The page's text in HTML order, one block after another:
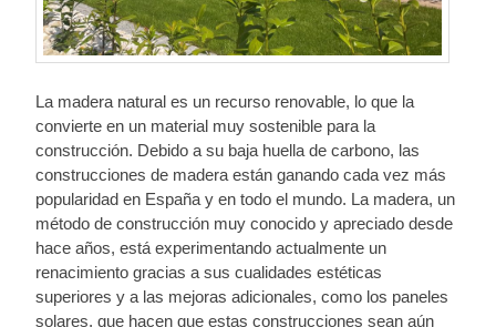
La madera natural es un recurso renovable, lo que la
convierte en un material muy sostenible para la
construcción. Debido a su baja huella de carbono, las
construcciones de madera están ganando cada vez más
popularidad en España y en todo el mundo. La madera, un
método de construcción muy conocido y apreciado desde
hace años, está experimentando actualmente un
renacimiento gracias a sus cualidades estéticas
superiores y a las mejoras adicionales, como los paneles
solares, que hacen que estas construcciones sean aún